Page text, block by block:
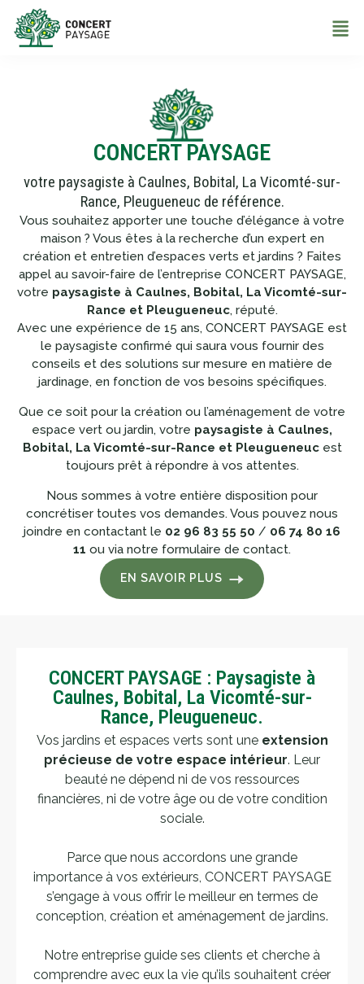
CONCERT PAYSAGE
votre paysagiste à Caulnes, Bobital, La Vicomté-sur-
Rance, Pleugueneuc de référence.
Vous souhaitez apporter une touche d’élégance à votre
maison ? Vous êtes à la recherche d’un expert en
création et entretien d’espaces verts et jardins ? Faites
appel au savoir-faire de l’entreprise CONCERT PAYSAGE,
votre paysagiste à Caulnes, Bobital, La Vicomté-sur-
Rance et Pleugueneuc, réputé.
Avec une expérience de 15 ans, CONCERT PAYSAGE est
le paysagiste confirmé qui saura vous fournir des
conseils et des solutions sur mesure en matière de
jardinage, en fonction de vos besoins spécifiques.
Que ce soit pour la création ou l’aménagement de votre
espace vert ou jardin, votre paysagiste à Caulnes,
Bobital, La Vicomté-sur-Rance et Pleugueneucest
toujours prêt à répondre à vos attentes.
Nous sommes à votre entière disposition pour
concrétiser toutes vos demandes. Vous pouvez nous
joindre en contactant le 02 96 83 55 50 / 06 74 80 16
11 ou via notre formulaire de contact.
EN SAVOIR PLUS
CONCERT PAYSAGE : Paysagiste à
Caulnes, Bobital, La Vicomté-sur-
Rance, Pleugueneuc.
Vos jardins et espaces verts sont une extension
précieuse de votre espace intérieur. Leur
beauté ne dépend ni de vos ressources
financières, ni de votre âge ou de votre condition
sociale.
Parce que nous accordons une grande
importance à vos extérieurs, CONCERT PAYSAGE
s’engage à vous offrir le meilleur en termes de
conception, création et aménagement de jardins.
Notre entreprise guide ses clients et cherche à
comprendre avec eux la vie qu’ils souhaitent créer